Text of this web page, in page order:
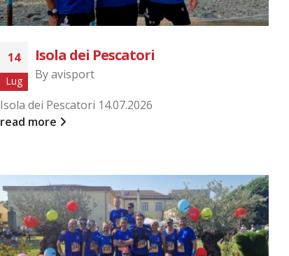
14
Lug
Isola dei Pescatori
Byavisport
Isola dei Pescatori 14.07.2026
read more